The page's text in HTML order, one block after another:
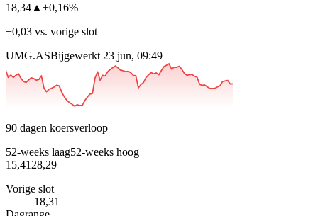
18,34 ▲ +0,16%
+0,03 vs. vorige slot
UMG.ASBijgewerkt 23 jun, 09:49
90 dagen koersverloop
52-weeks laag52-weeks hoog
15,41 28,29
Vorige slot
18,31